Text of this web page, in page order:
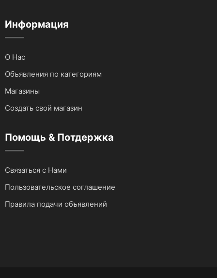
Информация
О Нас
Объявления по категориям
Магазины
Создать свой магазин
Помощь & Потдержка
Связаться с Нами
Пользовательское соглашение
Правила подачи объявлений